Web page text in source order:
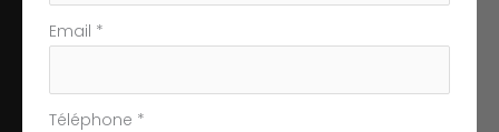
Email *
Téléphone *